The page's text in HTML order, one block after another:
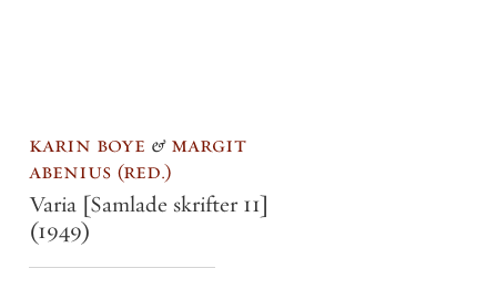
karin boye & margit
abenius red.
Varia [Samlade skrifter 11]
(1949)